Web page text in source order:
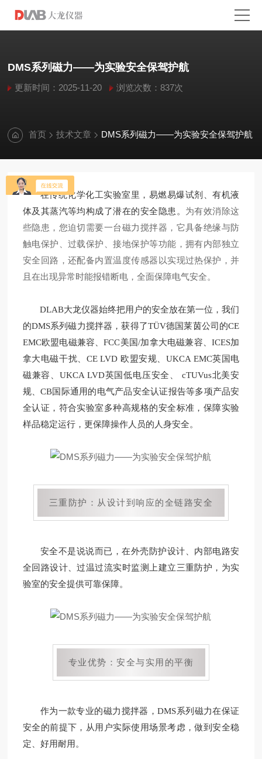
DMS系列磁力——为实验安全保驾护航
更新时间：2025-11-20 浏览次数：837次
首页 技术文章 DMS系列磁力——为实验安全保驾护航
在传统化学化工实验室里，易燃易爆试剂、有机液
体及其蒸汽等均构成了潜在的安全隐患。 为有效消除这
些隐患，您迫切需要一台磁力搅拌器，它具备绝缘与防
触电保护、过载保护、接地保护等功能，拥有内部独立
安全回路，还配备内置温度传感器以实现过热保护，并
且在出现异常时能报错断电，全面保障电气安全。
DLAB大龙仪器始终把用户的安全放在第一位，我们
的DMS系列磁力搅拌器，获得了TÜV德国莱茵公司的CE
EMC欧盟电磁兼容、FCC美国/加拿大电磁兼容、ICES加
拿大电磁干扰、CE LVD 欧盟安规、UKCA EMC英国电
磁兼容、UKCA LVD英国低电压安全、 cTUVus北美安
规、CB国际通用的电气产品安全认证报告等多项产品安
全认证，符合实验室多种高规格的安全标准，保障实验
样品稳定运行，更保障操作人员的人身安全。
三重防护：从设计到响应的全链路安全
安全不是说说而已，在外壳防护设计、内部电路安
全回路设计、过温过流实时监测上建立三重防护，为实
验室的安全提供可靠保障。
专业优势：安全与实用的平衡
作为一款专业的磁力搅拌器，DMS系列磁力在保证
安全的前提下，从用户实际使用场景考虑，做到安全稳
定、好用耐用。